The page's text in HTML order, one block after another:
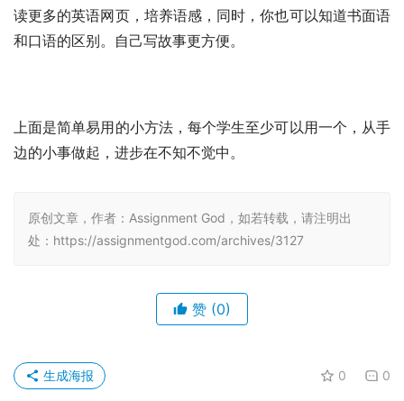
读更多的英语网页，培养语感，同时，你也可以知道书面语
和口语的区别。自己写故事更方便。
上面是简单易用的小方法，每个学生至少可以用一个，从手
边的小事做起，进步在不知不觉中。
原创文章，作者：Assignment God，如若转载，请注明出
处：https://assignmentgod.com/archives/3127
赞 (0)
0 0
生成海报